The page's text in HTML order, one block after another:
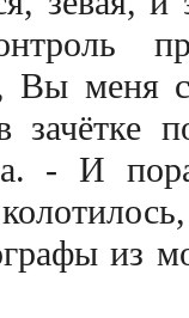
Вы меня
зачётке
- И
из